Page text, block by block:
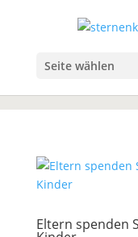
Seite wählen
Eltern spenden